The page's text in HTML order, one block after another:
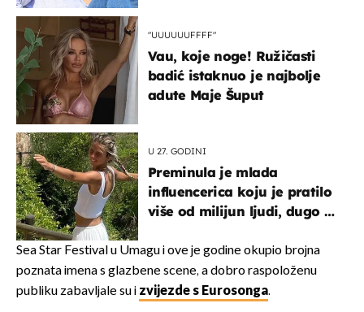
"UUUUUUFFFF"
Vau, koje noge! Ružičasti
badić istaknuo je najbolje
adute Maje Šuput
U 27. GODINI
Preminula je mlada
influencerica koju je pratilo
više od milijun ljudi, dugo se
Sea Star Festival u Umagu i ove je godine okupio brojna
poznata imena s glazbene scene, a dobro raspoloženu
publiku zabavljale su i zvijezde s Eurosonga.